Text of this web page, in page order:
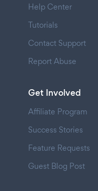
Help Center
Tutorials
Contact Support
Report Abuse
Get Involved
Affiliate Program
Success Stories
Feature Requests
Guest Blog Post